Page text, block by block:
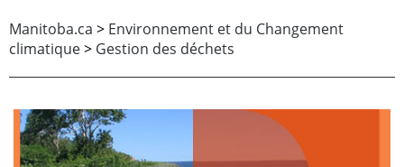
Manitoba.ca > Environnement et du Changement
climatique> Gestion des déchets